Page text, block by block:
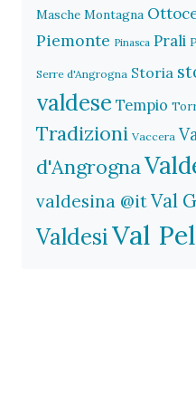
Masche Montagna
Piemonte Pinasca Prali
Serre d'Angrogna Storia
valdese Tempio
Tradizioni Vaccera
d'Angrogna
valdesina @itVal
ValdesiVal